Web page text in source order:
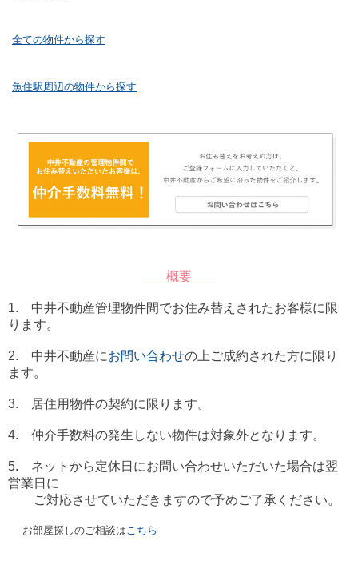
全ての物件から探す
魚住駅周辺の物件から探す
概要
1. 中井不動産管理物件間でお住み替えされたお客様に限
ります。
2. 中井不動産にお問い合わせの上ご成約された方に限り
ます。
3. 居住用物件の契約に限ります。
4. 仲介手数料の発生しない物件は対象外となります。
5. ネットから定休日にお問い合わせいただいた場合は翌
営業日に
ご対応させていただきますので予めご了承ください。
お部屋探しのご相談は こちら